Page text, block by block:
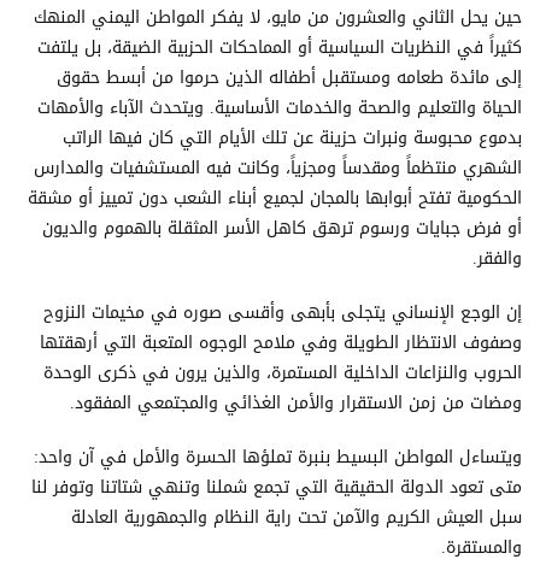
حين يحل الثاني والعشرون من مايو، لا يفكر المواطن اليمني المنهك
كثيراً في النظريات السياسية أو المماحكات الحزبية الضيقة، بل يلتفت
إلى مائدة طعامه ومستقبل أطفاله الذين حرموا من أبسط حقوق
الحياة والتعليم والصحة والخدمات الأساسية. ويتحدث الآباء والأمهات
بدموع محبوسة ونبرات حزينة عن تلك الأيام التي كان فيها الراتب
الشهري منتظماً ومقدساً ومجزياً، وكانت فيه المستشفيات والمدارس
الحكومية تفتح أبوابها بالمجان لجميع أبناء الشعب دون تمييز أو مشقة
أو فرض جبايات ورسوم ترهق كاهل الأسر المثقلة بالهموم والديون
والفقر.
إن الوجع الإنساني يتجلى بأبهى وأقسى صوره في مخيمات النزوح
وصفوف الانتظار الطويلة وفي ملامح الوجوه المتعبة التي أرهقتها
الحروب والنزاعات الداخلية المستمرة، والذين يرون في ذكرى الوحدة
ومضات من زمن الاستقرار والأمن الغذائي والمجتمعي المفقود.
ويتساءل المواطن البسيط بنبرة تملؤها الحسرة والأمل في آن واحد:
متى تعود الدولة الحقيقية التي تجمع شملنا وتنهي شتاتنا وتوفر لنا
سبل العيش الكريم والآمن تحت راية النظام والجمهورية العادلة
والمستقرة.